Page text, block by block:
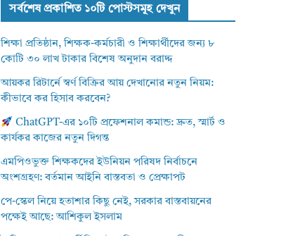
সর্বশেষ প্রকাশিত ১০টি পোস্টসমূহ দেখুন
শিক্ষা প্রতিষ্ঠান, শিক্ষক-কর্মচারী ও শিক্ষার্থীদের জন্য ৮
কোটি ৩০ লাখ টাকার বিশেষ অনুদান বরাদ্দ
আয়কর রিটার্নে স্বর্ণ বিক্রির আয় দেখানোর নতুন নিয়ম:
কীভাবে কর হিসাব করবেন?
ChatGPT-এর ১০টি প্রফেশনাল কমান্ড: দ্রুত, স্মার্ট ও
কার্যকর কাজের নতুন দিগন্ত
এমপিওভুক্ত শিক্ষকদের ইউনিয়ন পরিষদ নির্বাচনে
অংশগ্রহণ: বর্তমান আইনি বাস্তবতা ও প্রেক্ষাপট
পে-স্কেল নিয়ে হতাশার কিছু নেই, সরকার বাস্তবায়নের
পক্ষেই আছে: আশিকুল ইসলাম